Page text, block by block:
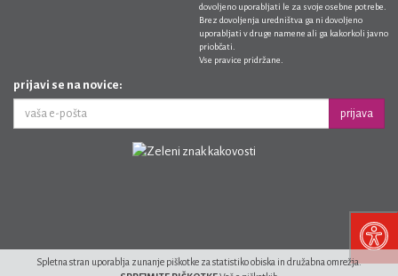
dovoljeno uporabljati le za svoje osebne potrebe.
Brez dovoljenja uredništva ga ni dovoljeno
uporabljati v druge namene ali ga kakorkoli javno
priobčati.
Vse pravice pridržane.
prijavi se na novice:
prijava
Spletna stran uporablja zunanje piškotke za statistiko obiska in družabna omrežja.